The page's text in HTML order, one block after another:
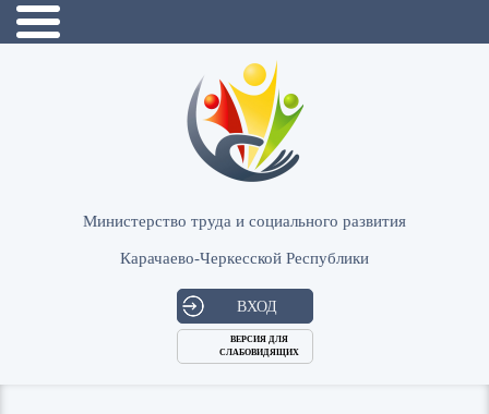
Министерство труда и социального развития
Карачаево-Черкесской Республики
ВХОД
ВЕРСИЯ ДЛЯ
СЛАБОВИДЯЩИХ